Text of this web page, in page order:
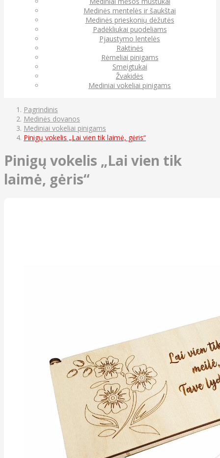
Medinės mentelės ir šaukštai
Medinės prieskonių dėžutės
Padėkliukai puodeliams
Pjaustymo lentelės
Raktinės
Rėmeliai pinigams
Smeigtukai
Žvakidės
Mediniai vokeliai pinigams
Pagrindinis
Medinės dovanos
Mediniai vokeliai pinigams
Pinigų vokelis „Lai vien tik laimė, gėris“
Pinigų vokelis „Lai vien tik
laimė, gėris“